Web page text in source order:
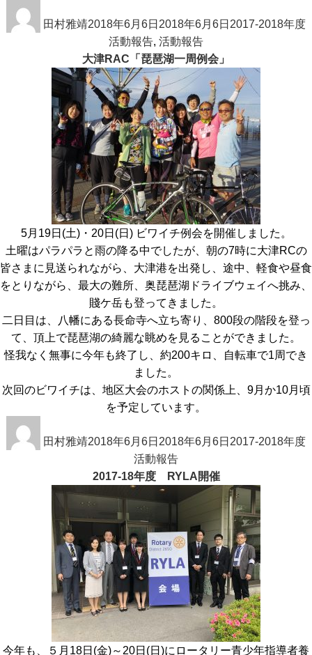
稿
田村雅靖稿
2018年6月6日 2018年6月6日 テ
ー
2017-2018年度
活動報告, 活動報告
大津RAC「琵琶湖一周例会」
5月19日(土)・20日(日) ビワイチ例会を開催しました。
土曜はパラパラと雨の降る中でしたが、朝の7時に大津RCの
皆さまに見送られながら、大津港を出発し、途中、軽食や昼食
をとりながら、最大の難所、奥琵琶湖ドライブウェイへ挑み、
賤ケ岳も登ってきました。
二日目は、八幡にある長命寺へ立ち寄り、800段の階段を登っ
て、頂上で琵琶湖の綺麗な眺めを見ることができました。
怪我なく無事に今年も終了し、約200キロ、自転車で1周でき
ました。
次回のビワイチは、地区大会のホストの関係上、9月か10月頃
を予定しています。
稿
田村雅靖稿
2018年6月6日 2018年6月6日 テ
ー
2017-2018年度
活動報告
2017-18年度 RYLA開催
今年も、５月18日(金)～20日(日)にロータリー青少年指導者養